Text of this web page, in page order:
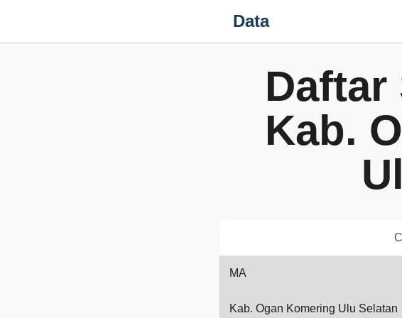
Data
Daftar
Kab.